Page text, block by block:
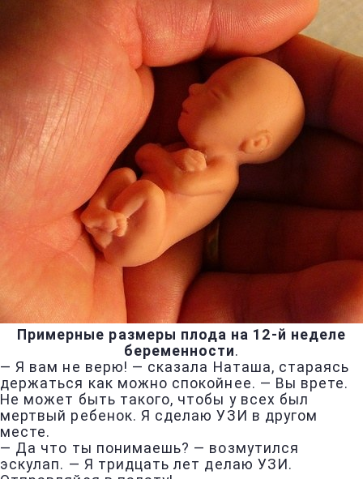
Примерные размеры плода на 12-й неделе
беременности.
— Я вам не верю! — сказала Наташа, стараясь
держаться как можно спокойнее. — Вы врете.
Не может быть такого, чтобы у всех был
мертвый ребенок. Я сделаю УЗИ в другом
месте.
— Да что ты понимаешь? — возмутился
эскулап. — Я тридцать лет делаю УЗИ.